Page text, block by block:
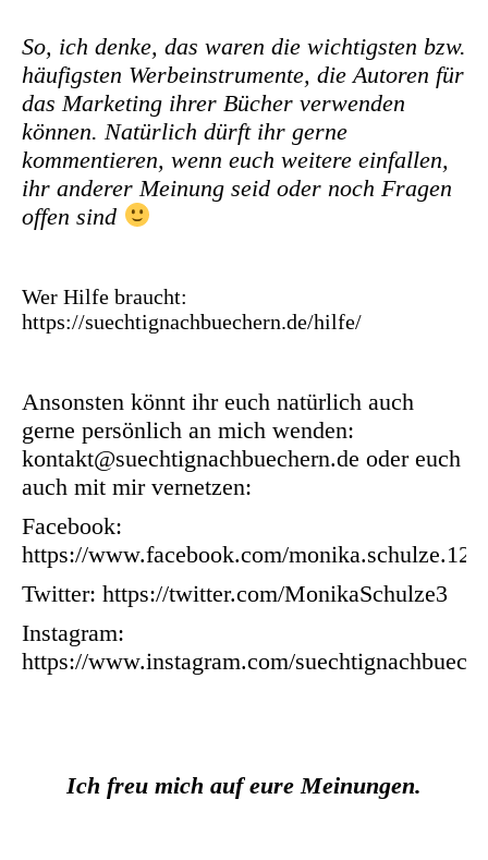
So, ich denke, das waren die wichtigsten bzw.
häufigsten Werbeinstrumente, die Autoren für
das Marketing ihrer Bücher verwenden
können. Natürlich dürft ihr gerne
kommentieren, wenn euch weitere einfallen,
ihr anderer Meinung seid oder noch Fragen
offen sind
Wer Hilfe braucht:
https://suechtignachbuechern.de/hilfe/
Ansonsten könnt ihr euch natürlich auch
gerne persönlich an mich wenden:
kontakt@suechtignachbuechern.de oder euch
auch mit mir vernetzen:
Facebook:
https://www.facebook.com/monika.schulze.12
Twitter: https://twitter.com/MonikaSchulze3
Instagram:
https://www.instagram.com/
Ich freu mich auf eure Meinungen.